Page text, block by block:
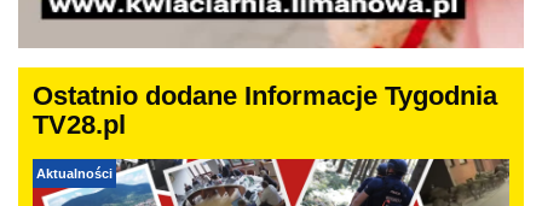
Ostatnio dodane Informacje Tygodnia
TV28.pl
Aktualności